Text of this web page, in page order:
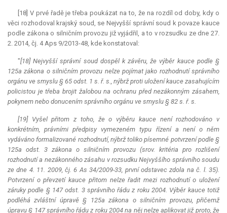
[18] V prvé řadě je třeba poukázat na to, že na rozdíl od doby, kdy o
věci rozhodoval krajský soud, se Nejvyšší správní soud k povaze kauce
podle zákona o silničním provozu již vyjádřil, a to v rozsudku ze dne 27.
2. 2014, čj. 4 Aps 9/2013-48, kde konstatoval:
"[18] Nejvyšší správní soud dospěl k závěru, že výběr kaucepodle §
125a zákona o silničním provozu nelze pojímat jako rozhodnutí správního
orgánu ve smyslu § 65 odst. 1 s. ř. s., nýbrž proti uloženíkauce zasahujícím
policistou je třeba brojit žalobou na ochranu před nezákonným zásahem,
pokynem nebo donucením správního orgánu ve smyslu § 82 s. ř. s.
[19] Vyšel přitom z toho, že o výběru kaucenení rozhodováno v
konkrétním, právními předpisy vymezeném typu řízení a není o něm
vydáváno formalizované rozhodnutí, nýbrž toliko písemné potvrzení podle §
125a odst. 3 zákona o silničním provozu (srov. kritéria pro rozlišení
rozhodnutí a nezákonného zásahu v rozsudku Nejvyššího správního soudu
ze dne 4. 11. 2009, čj. 6 As 34/2009-33, první odstavec zdola na č. l. 35).
Potvrzení o převzetíkauce přitom nelze řadit mezi rozhodnutí o uložení
záruky podle § 147 odst. 3 správního řádu z roku 2004. Výběr kaucetotiž
podléhá zvláštní úpravě § 125a zákona o silničním provozu, přičemž
úpravu § 147 správního řádu z roku 2004 na něj nelze aplikovat již proto, že